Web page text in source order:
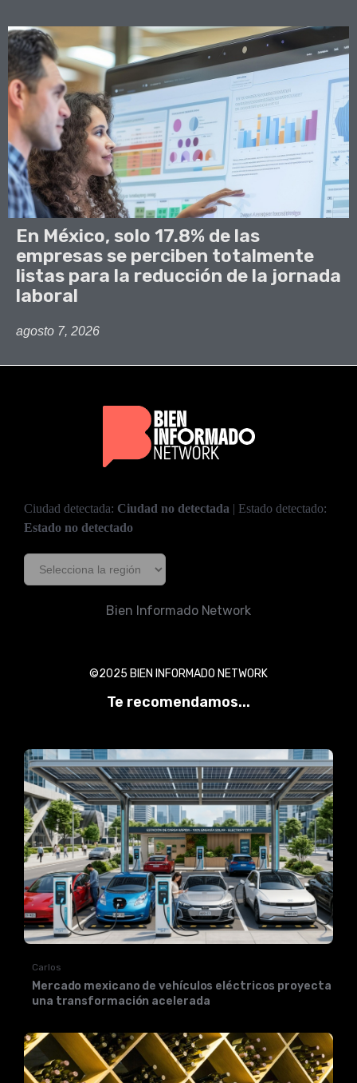
En México, solo 17.8% de las
empresas se perciben totalmente
listas para la reducción de la jornada
laboral
agosto 7, 2026
Ciudad detectada: Ciudad no detectada | Estado detectado:
Estado no detectado
Bien Informado Network
©2025 BIEN INFORMADO NETWORK
Te recomendamos...
Carlos
Mercado mexicano de vehículos eléctricos proyecta
una transformación acelerada